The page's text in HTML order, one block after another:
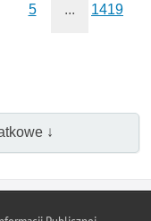
5 ... 1419
↓